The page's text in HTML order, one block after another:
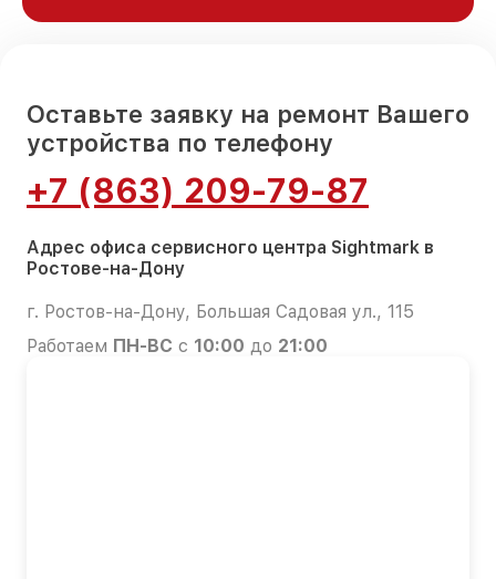
Оставьте заявку на ремонт Вашего
устройства по телефону
+7 (863) 209-79-87
Адрес офиса сервисного центра Sightmark в
Ростове-на-Дону
г. Ростов-на-Дону, Большая Садовая ул., 115
Работаем ПН-ВС с 10:00 до 21:00